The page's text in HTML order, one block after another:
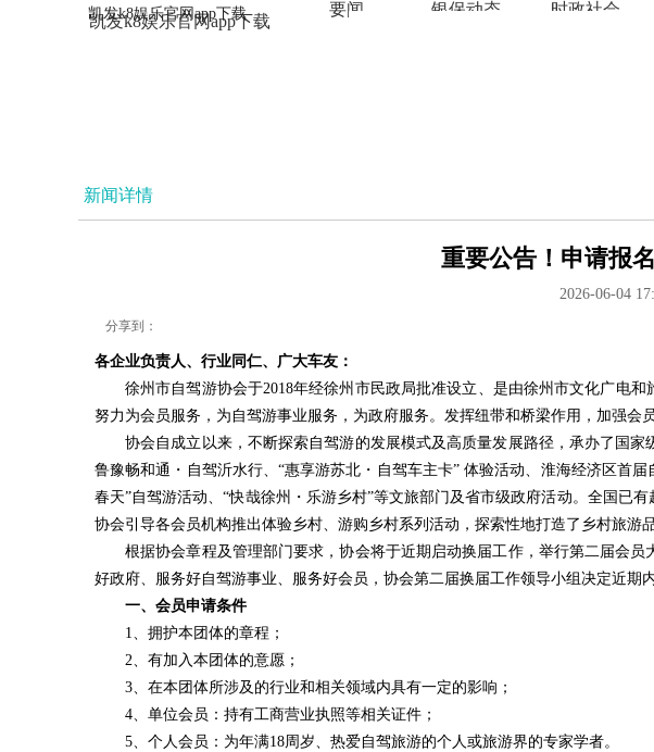
凯发k8娱乐官网app下载
凯发k8娱乐官网app下载
要闻 银保动态 时政社会
新闻详情
重要公告！申请报
2026-06-04
分享到：
各企业负责人、行业同仁、广大车友：
徐州市自驾游协会于2018年经徐州市民政局批准设立、是由徐州市文化广电
努力为会员服务，为自驾游事业服务，为政府服务。发挥纽带和桥梁作用，加强
协会自成立以来，不断探索自驾游的发展模式及高质量发展路径，承办了国
鲁豫畅和通・自驾沂水行、“惠享游苏北・自驾车主卡” 体验活动、淮海经济区首
春天”自驾游活动、“快哉徐州・乐游乡村”等文旅部门及省市级政府活动。全国已
协会引导各会员机构推出体验乡村、游购乡村系列活动，探索性地打造了乡村旅游
根据协会章程及管理部门要求，协会将于近期启动换届工作，举行第二届会
好政府、服务好自驾游事业、服务好会员，协会第二届换届工作领导小组决定近期
一、会员申请条件
1、拥护本团体的章程；
2、有加入本团体的意愿；
3、在本团体所涉及的行业和相关领域内具有一定的影响；
4、单位会员：持有工商营业执照等相关证件；
5、个人会员：为年满18周岁、热爱自驾旅游的个人或旅游界的专家学者。